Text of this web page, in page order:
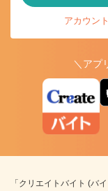
アカウン
＼アプ
「クリエイトバイト (バ